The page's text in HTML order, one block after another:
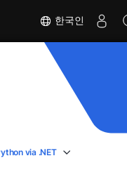
한국인
via .NET